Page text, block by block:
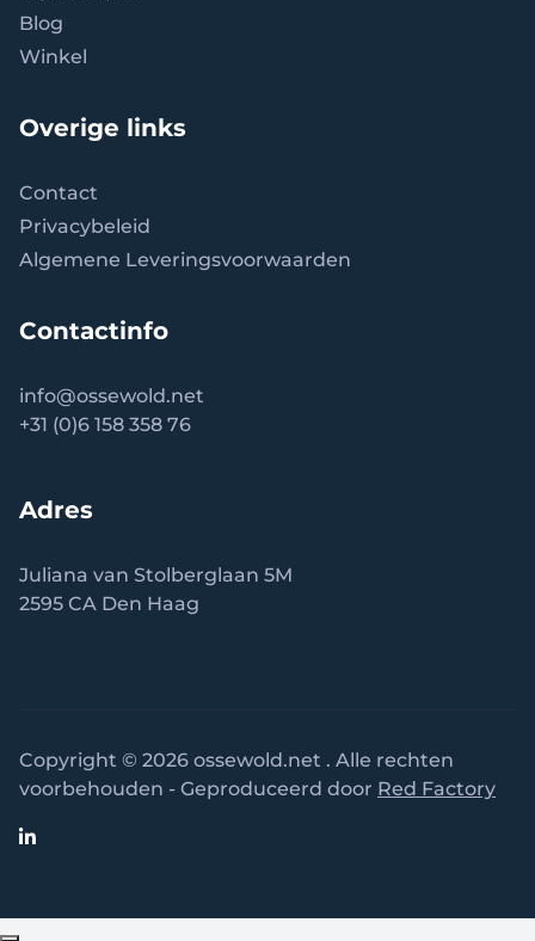
Blog
Winkel
Overige links
Contact
Privacybeleid
Algemene Leveringsvoorwaarden
Contactinfo
info@ossewold.net
+31 (0)6 158 358 76
Adres
Juliana van Stolberglaan 5M
2595 CA Den Haag
Copyright © 2026 ossewold.net . Alle rechten
voorbehouden - Geproduceerd door Red Factory